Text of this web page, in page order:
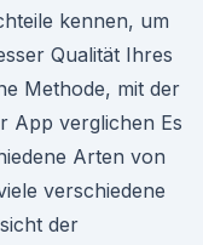
kennen, um
Qualität Ihres
Methode, mit der
App verglichen Es
Arten von
verschiedene
der